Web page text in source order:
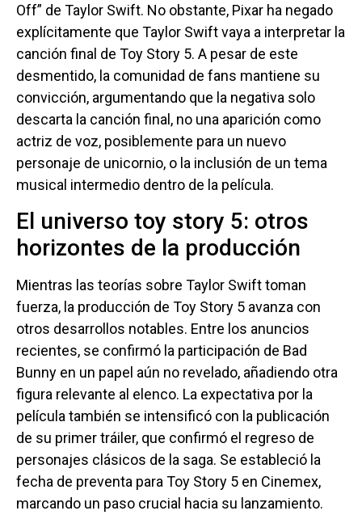
Off” de Taylor Swift. No obstante, Pixar ha negado
explícitamente que Taylor Swift vaya a interpretar la
canción final de Toy Story 5. A pesar de este
desmentido, la comunidad de fans mantiene su
convicción, argumentando que la negativa solo
descarta la canción final, no una aparición como
actriz de voz, posiblemente para un nuevo
personaje de unicornio, o la inclusión de un tema
musical intermedio dentro de la película.
El universo toy story 5: otros
horizontes de la producción
Mientras las teorías sobre Taylor Swift toman
fuerza, la producción de Toy Story 5 avanza con
otros desarrollos notables. Entre los anuncios
recientes, se confirmó la participación de Bad
Bunny en un papel aún no revelado, añadiendo otra
figura relevante al elenco. La expectativa por la
película también se intensificó con la publicación
de su primer tráiler, que confirmó el regreso de
personajes clásicos de la saga. Se estableció la
fecha de preventa para Toy Story 5 en Cinemex,
marcando un paso crucial hacia su lanzamiento.